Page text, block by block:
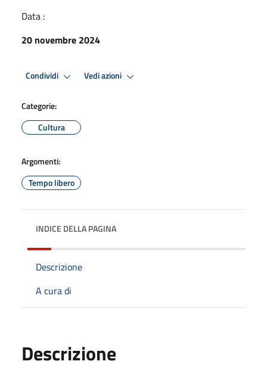
Data :
20 novembre 2024
Condividi Vedi azioni
Categorie:
Cultura
Argomenti:
Tempo libero
INDICE DELLA PAGINA
Descrizione
A cura di
Descrizione